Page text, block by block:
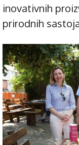
inovativnih
prirodnih